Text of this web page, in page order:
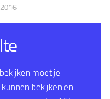
2016
moet je
bekijken en